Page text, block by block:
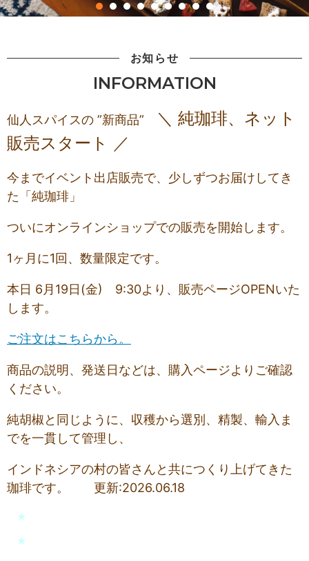
お知らせ
INFORMATION
仙人スパイスの ”新商品”
＼ 純珈琲、ネット
販売スタート ／
今までイベント出店販売で、少しずつお届けしてき
た「純珈琲」
ついにオンラインショップでの販売を開始します。
1ヶ月に1回、数量限定です。
本日 6月19日(金) 9:30より、販売ページOPENいた
します。
ご注文はこちらから。
商品の説明、発送日などは、購入ページよりご確認
ください。
純胡椒と同じように、収穫から選別、精製、輸入ま
でを一貫して管理し、
インドネシアの村の皆さんと共につくり上げてきた
珈琲です。 更新:2026.06.18
★
★